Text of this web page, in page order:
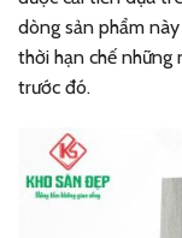
dòng sản phẩm
thời hạn chế những
trước đó.